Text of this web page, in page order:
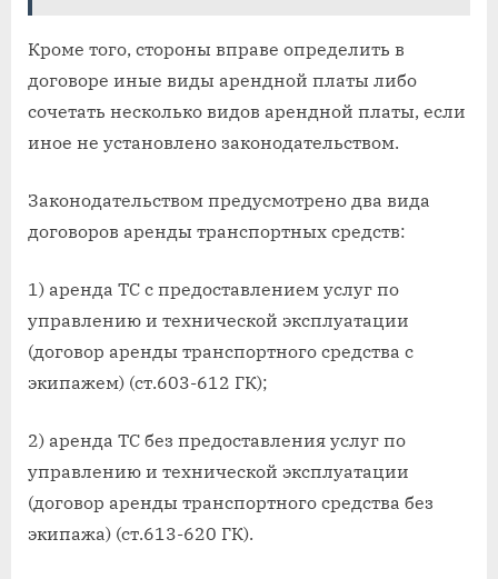
Кроме того, стороны вправе определить в
договоре иные виды арендной платы либо
сочетать несколько видов арендной платы, если
иное не установлено законодательством.
Законодательством предусмотрено два вида
договоров аренды транспортных средств:
1) аренда ТС с предоставлением услуг по
управлению и технической эксплуатации
(договор аренды транспортного средства с
экипажем) (ст.603-612 ГК);
2) аренда ТС без предоставления услуг по
управлению и технической эксплуатации
(договор аренды транспортного средства без
экипажа) (ст.613-620 ГК).